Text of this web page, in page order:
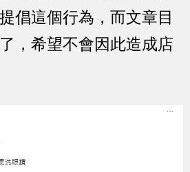
倡這個行為，而文章目
，希望不會因此造成店